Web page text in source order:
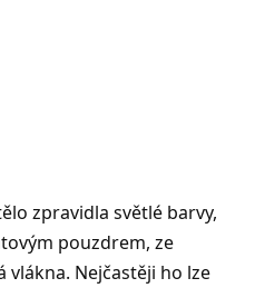
zpravidla světlé barvy,
pouzdrem, ze
Nejčastěji ho lze